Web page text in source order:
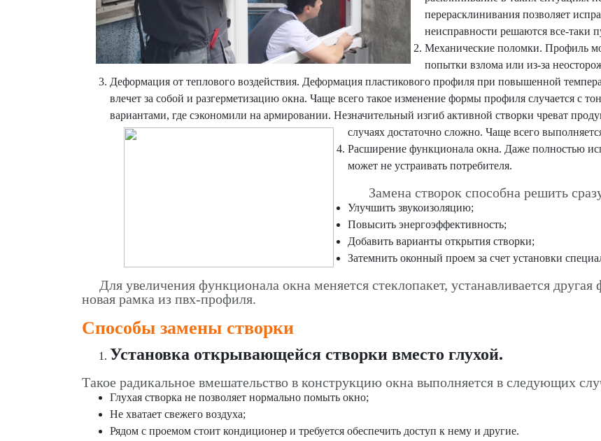
перерасклинивания позволяет
неисправности решаются все-таки
Механические поломки. Профиль
попытки взлома или из-за
Деформация от теплового воздействия. Деформация пластикового профиля при повышенной
влечет за собой и разгерметизацию окна. Чаще всего такое изменение формы профиля случается с
вариантами, где сэкономили на армировании. Незначительный изгиб активной створки чреват
случаях достаточно сложно. Чаще всего
Расширение функционала окна. Даже полностью
может не устраивать потребителя.
Замена створок способна решить сразу
Улучшить звукоизоляцию;
Повысить энергоэффективность;
Добавить варианты открытия створки;
Затемнить оконный проем за счет установки
Для увеличения функционала окна меняется стеклопакет, устанавливается другая
новая рамка из пвх-профиля.
Способы замены створки
Установка открывающейся створки вместо глухой.
Такое радикальное вмешательство в конструкцию окна выполняется в следующих
Глухая створка не позволяет нормально помыть окно;
Не хватает свежего воздуха;
Рядом с проемом стоит кондиционер и требуется обеспечить доступ к нему и другие.